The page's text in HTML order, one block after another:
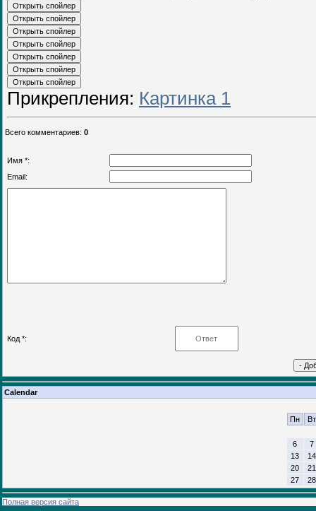
Прикрепления: Картинка 1
Всего комментариев: 0
Имя *:
Email:
Код *:
Calendar
Пн Вт
6
7
13
14
20
21
27
28
Полная версия сайта